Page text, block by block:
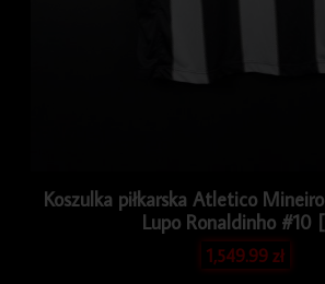
Koszulka piłkarska Atletico
Lupo Ronaldinho #10
1,549.99zł